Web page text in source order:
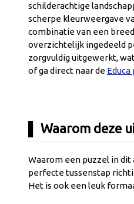
schilderachtige
scherpe kleurweergave
combinatie van een
overzichtelijk ingedeeld
zorgvuldig uitgewerkt,
of ga direct naar de Educa
Waarom deze
Waarom een puzzel in dit
perfecte tussenstap
Het is ook een leuk